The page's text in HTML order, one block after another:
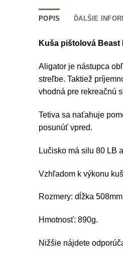
POPIS ĎALŠIE
Kuša pištolová Beast
Aligator je nástupca
streľbe. Taktiež
vhodná pre rekreačnú
Tetiva sa naťahuje
posunúť vpred.
Lučisko má silu 80 LB
Vzhľadom k výkonu
Rozmery: dĺžka
Hmotnosť: 890g.
Nižšie nájdete